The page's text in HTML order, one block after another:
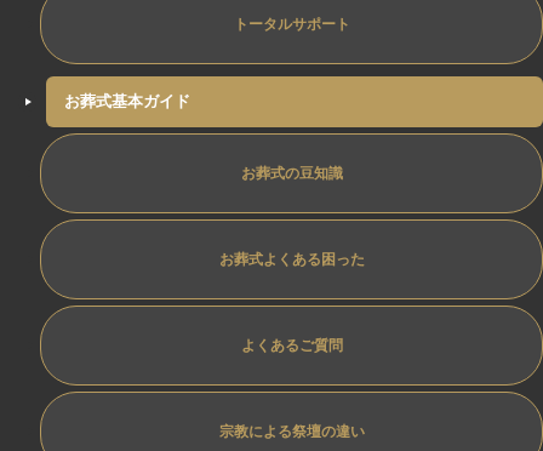
トータルサポート
お葬式基本ガイド
お葬式の豆知識
お葬式よくある困った
よくあるご質問
宗教による祭壇の違い